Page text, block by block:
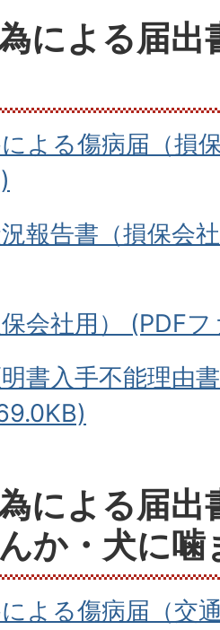
による届出
よる傷病届（損
報告書（損保会
会社用） (PDF
書入手不能理由
による届出
か・犬に噛
よる傷病届（交